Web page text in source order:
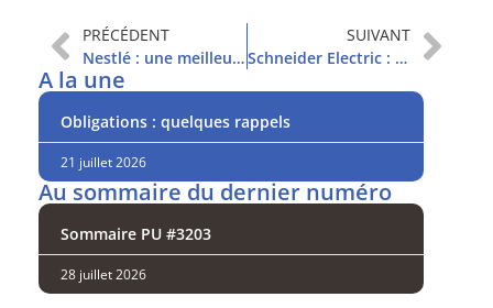
PRÉCÉDENT
Nestlé : une meilleure dynamique ?
SUIVANT
Schneider Electric : une acquisition stratégique, mais…
A la une
Obligations : quelques rappels
21 juillet 2026
Au sommaire du dernier numéro
Sommaire PU #3203
28 juillet 2026